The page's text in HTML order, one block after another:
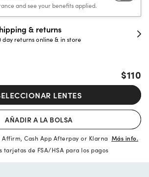
and see your benefits applied.
happiness guarantee
or replacement within 30 days
$110
LENTES
AÑADIR A LA BOLSA
Affirm, Cash App Afterpay or Klarna Más info.
tarjetas de FSA/HSA para los pagos